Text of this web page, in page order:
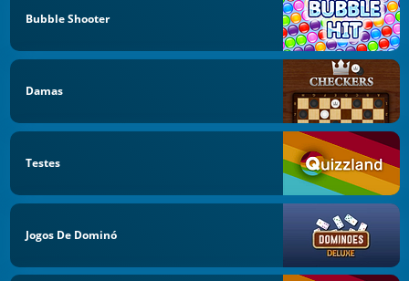
Bubble Shooter
Damas
Testes
Jogos De Dominó